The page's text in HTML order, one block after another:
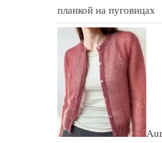
планкой на пуговицах